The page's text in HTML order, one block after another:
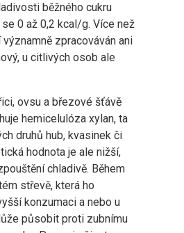
běžného cukru
0 až 0,2 kcal/g. Více než
zpracováván ani
u citlivých osob ale
ovsu a březové šťávě
hemicelulóza xylan, ta
druhů hub, kvasinek či
hodnota je ale nižší,
chladivě. Během
střevě, která ho
konzumaci a nebo u
působit proti zubnímu